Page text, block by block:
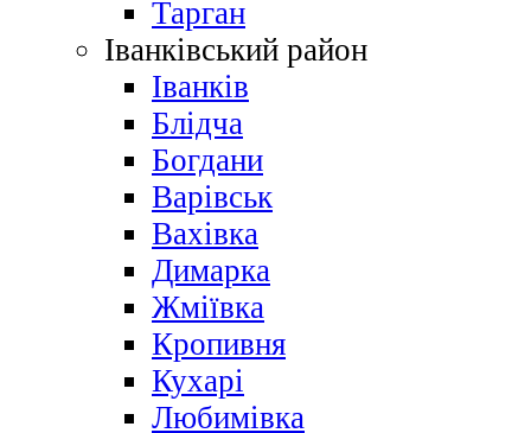
Тарган
Іванківський район
Іванків
Блідча
Богдани
Варівськ
Вахівка
Димарка
Жміївка
Кропивня
Кухарі
Любимівка